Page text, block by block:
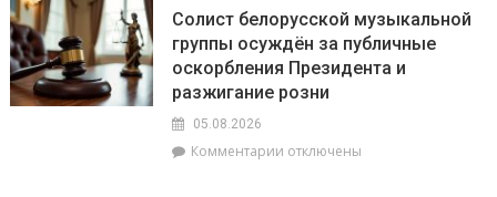
отключения
электроэнергии
контроле
у
брагинских
спасателей
уборочной
Солист белорусской музыкальной
группы осуждён за публичные
оскорбления Президента и
разжигание розни
05.08.2026
Комментарии котключены